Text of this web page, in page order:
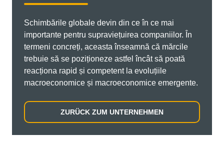
Schimbările globale devin din ce în ce mai
importante pentru supraviețuirea companiilor. În
termeni concreți, aceasta înseamnă că mărcile
trebuie să se poziționeze astfel încât să poată
reacționa rapid și competent la evoluțiile
macroeconomice și macroeconomice emergente.
ZURÜCK ZUM UNTERNEHMEN